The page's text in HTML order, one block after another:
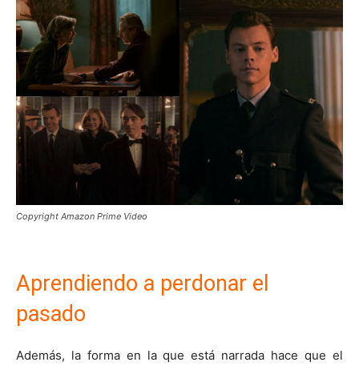
Copyright Amazon Prime Video
Aprendiendo a perdonar el
pasado
Además, la forma en la que está narrada hace que el